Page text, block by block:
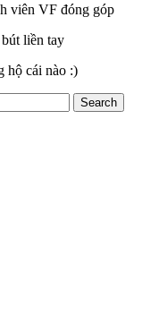
viên VF đóng góp
liền tay
hộ cái nào :)